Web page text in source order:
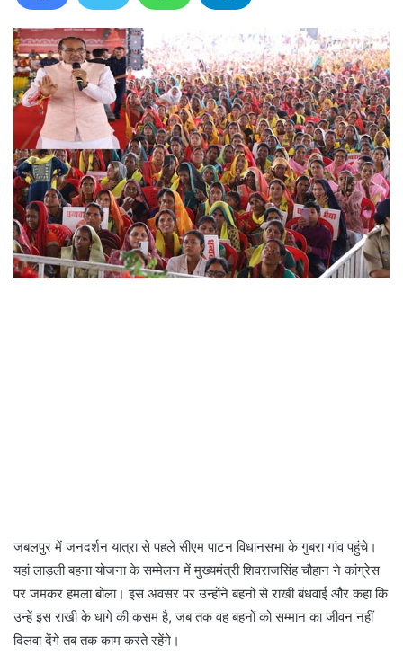
जबलपुर में जनदर्शन यात्रा से पहले सीएम पाटन विधानसभा के गुबरा गांव पहुंचे।
यहां लाड़ली बहना योजना के सम्मेलन में मुख्यमंत्री शिवराजसिंह चौहान ने कांग्रेस
पर जमकर हमला बोला। इस अवसर पर उन्होंने बहनों से राखी बंधवाई और कहा कि
उन्हें इस राखी के धागे की कसम है, जब तक वह बहनों को सम्मान का जीवन नहीं
दिलवा देंगे तब तक काम करते रहेंगे।